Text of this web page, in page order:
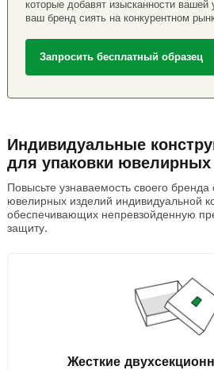
которые добавят изысканности вашей
ваш бренд сиять на конкурентном
Запросить бесплатный образец
Индивидуальные
для упаковки ювелирных
Повысьте узнаваемость своего
ювелирных изделий индивидуальной
обеспечивающих непревзойденную
защиту.
Жесткие